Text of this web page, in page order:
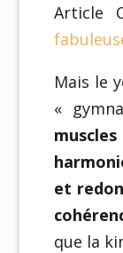
Article
Mais le
«
et
que la